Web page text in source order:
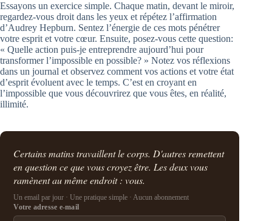
Essayons un exercice simple. Chaque matin, devant le miroir,
regardez-vous droit dans les yeux et répétez l’affirmation
d’Audrey Hepburn. Sentez l’énergie de ces mots pénétrer
votre esprit et votre cœur. Ensuite, posez-vous cette question:
« Quelle action puis-je entreprendre aujourd’hui pour
transformer l’impossible en possible? » Notez vos réflexions
dans un journal et observez comment vos actions et votre état
d’esprit évoluent avec le temps. C’est en croyant en
l’impossible que vous découvrirez que vous êtes, en réalité,
illimité.
Certains matins travaillent le corps. D'autres remettent
en question ce que vous croyez être. Les deux vous
ramènent au même endroit : vous.
Un email par jour · Une pratique simple · Aucun abonnement
Votre adresse e-mail